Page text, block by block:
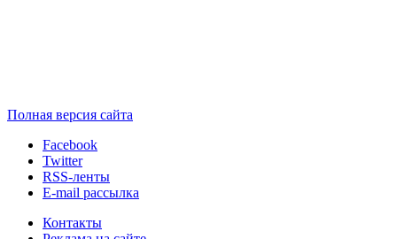
Полная версия сайта
Facebook
Twitter
RSS-ленты
E-mail рассылка
Контакты